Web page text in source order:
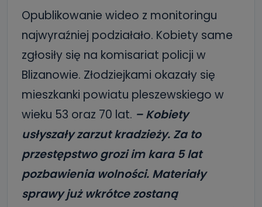
Opublikowanie wideo z monitoringu
najwyraźniej podziałało. Kobiety same
zgłosiły się na komisariat policji w
Blizanowie. Złodziejkami okazały się
mieszkanki powiatu pleszewskiego w
wieku 53 oraz 70 lat. – Kobiety
usłyszały zarzut kradzieży. Za to
przestępstwo grozi im kara 5 lat
pozbawienia wolności. Materiały
sprawy już wkrótce zostaną